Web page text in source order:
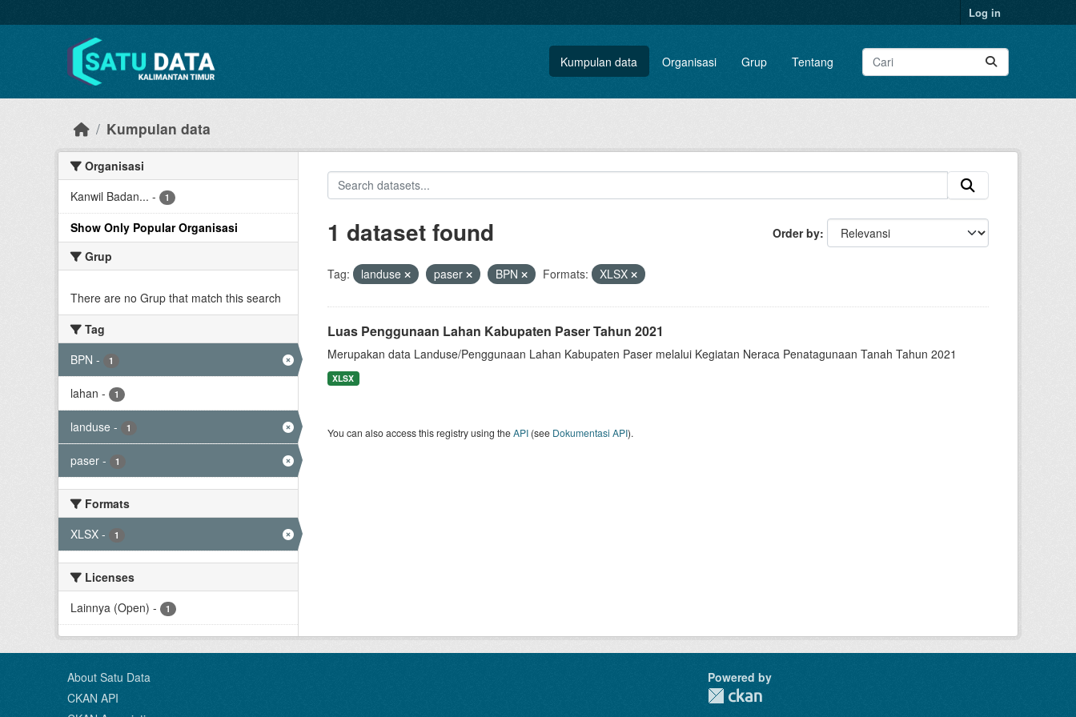
Log in
Kumpulan data Organisasi Grup Tentang
Kumpulan data
Organisasi
Kanwil Badan... - 1
Show Only Popular Organisasi
Grup
There are no Grup that match this search
Tag
BPN - 1
lahan - 1
landuse - 1
paser - 1
Formats
XLSX - 1
Licenses
Lainnya (Open) - 1
Order by
1 dataset found
Tag: landuse paser BPN Formats: XLSX
Luas Penggunaan Lahan Kabupaten Paser Tahun 2021
Merupakan data Landuse/Penggunaan Lahan Kabupaten Paser melalui Kegiatan Neraca Penatagunaan Tanah Tahun 2021
XLSX
You can also access this registry using theAPI(see Dokumentasi API).
About Satu Data
CKAN API
Powered by